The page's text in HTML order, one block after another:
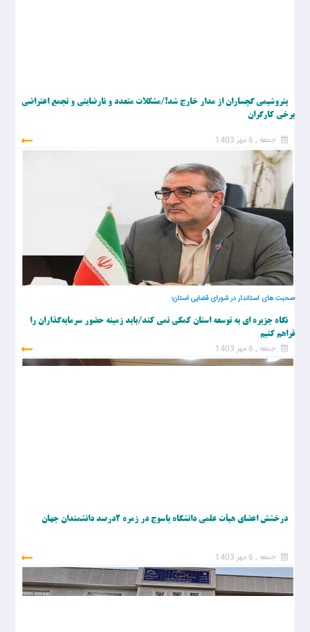
پتروشیمی گچساران از مدار خارج شد!/مشکلات متعدد و نارضایتی و تجمع اعتراضی
برخی کارگران
جمعه , 6 مهر 1403
صحبت های استاندار در شورای قضایی استان؛
نگاه جزیره ای به توسعه استان کمکی نمی کند/باید زمینه حضور سرمایه‌گذاران را
فراهم کنیم
جمعه , 6 مهر 1403
درخشش اعضای هیأت علمی دانشگاه یاسوج در زمره ۲درصد دانشمندان جهان
جمعه , 6 مهر 1403